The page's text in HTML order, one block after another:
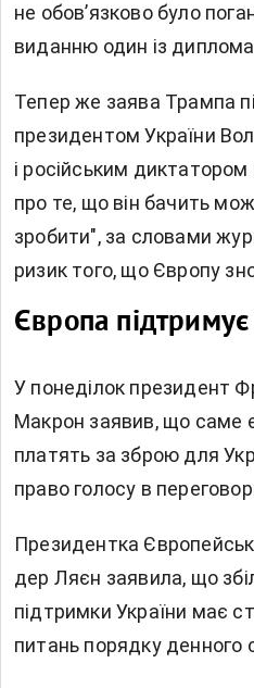
не обов’язково було
виданню один із
Тепер же заява Трампа
президентом України
і російським
про те, що він бачить
зробити", за словами
ризик того, що Європу
Європа підтримує
У понеділок президент
Макрон заявив, що саме
платять за зброю для
право голосу в
Президентка
дер Ляєн заявила, що
підтримки України має
питань порядку денного